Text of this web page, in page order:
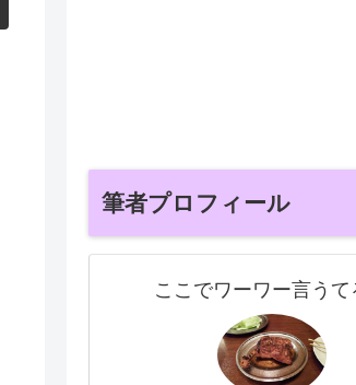
筆者プロフィール
ここでワーワー言うて